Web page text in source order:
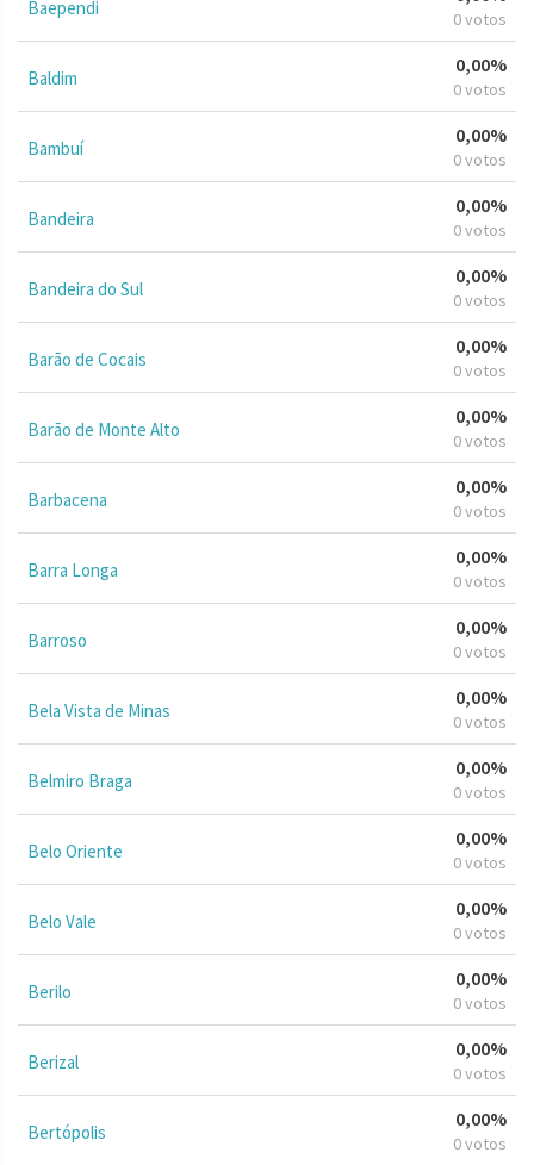
Baependi 0 votos
Baldim
0,00%
0 votos
Bambuí
0,00%
0 votos
Bandeira
0,00%
0 votos
Bandeira do Sul
0,00%
0 votos
Barão de Cocais
0,00%
0 votos
Barão de Monte Alto
0,00%
0 votos
Barbacena
0,00%
0 votos
Barra Longa
0,00%
0 votos
Barroso
0,00%
0 votos
Bela Vista de Minas
0,00%
0 votos
Belmiro Braga
0,00%
0 votos
Belo Oriente
0,00%
0 votos
Belo Vale
0,00%
0 votos
Berilo
0,00%
0 votos
Berizal
0,00%
0 votos
Bertópolis
0,00%
0 votos